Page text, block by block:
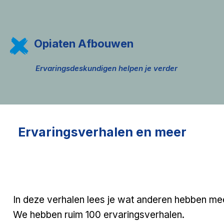
Opiaten Afbouwen
Ervaringsdeskundigen helpen je verder
Ervaringsverhalen en meer
In deze verhalen lees je wat anderen hebben
We hebben ruim 100 ervaringsverhalen.